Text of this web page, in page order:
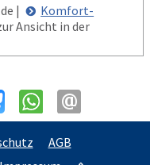
|
Komfort-
Ansicht in der
AGB